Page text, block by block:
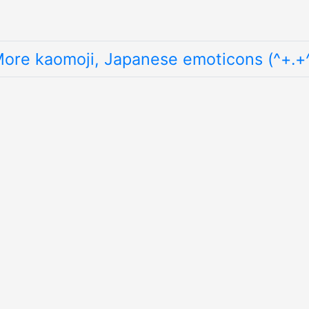
kaomoji, Japanese emoticons